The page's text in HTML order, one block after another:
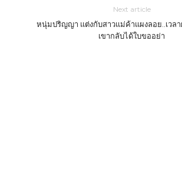
Next article
หนุ่มปริญญา แต่งกับสาวแม่ค้าแผงลอย..เวล
เขากลับได้ใบขออย่า